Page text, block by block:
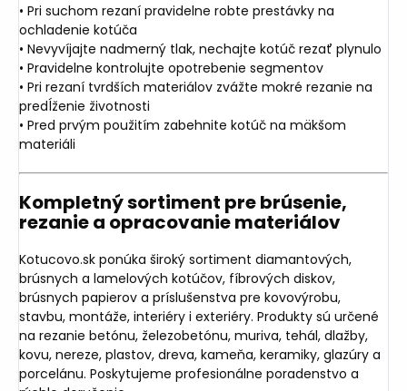
• Pri suchom rezaní pravidelne robte prestávky na
ochladenie kotúča
• Nevyvíjajte nadmerný tlak, nechajte kotúč rezať plynulo
• Pravidelne kontrolujte opotrebenie segmentov
• Pri rezaní tvrdších materiálov zvážte mokré rezanie na
predĺženie životnosti
• Pred prvým použitím zabehnite kotúč na mäkšom
materiáli
Kompletný sortiment pre brúsenie,
rezanie a opracovanie materiálov
Kotucovo.sk ponúka široký sortiment diamantových,
brúsnych a lamelových kotúčov, fíbrových diskov,
brúsnych papierov a príslušenstva pre kovovýrobu,
stavbu, montáže, interiéry i exteriéry. Produkty sú určené
na rezanie betónu, železobetónu, muriva, tehál, dlažby,
kovu, nereze, plastov, dreva, kameňa, keramiky, glazúry a
porcelánu. Poskytujeme profesionálne poradenstvo a